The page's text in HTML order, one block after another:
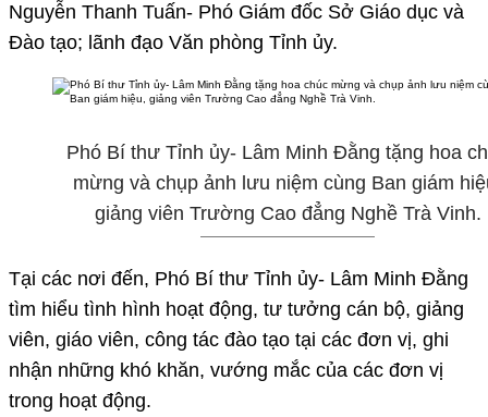
Nguyễn Thanh Tuấn- Phó Giám đốc Sở Giáo dục và
Đào tạo; lãnh đạo Văn phòng Tỉnh ủy.
Phó Bí thư Tỉnh ủy- Lâm Minh Đằng tặng hoa
mừng và chụp ảnh lưu niệm cùng Ban giám
giảng viên Trường Cao đẳng Nghề Trà Vinh.
Tại các nơi đến, Phó Bí thư Tỉnh ủy- Lâm Minh Đằng
tìm hiểu tình hình hoạt động, tư tưởng cán bộ, giảng
viên, giáo viên, công tác đào tạo tại các đơn vị, ghi
nhận những khó khăn, vướng mắc của các đơn vị
trong hoạt động.